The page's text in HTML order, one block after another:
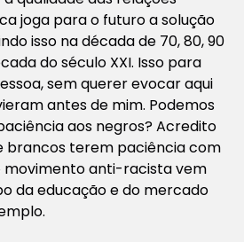
joga para o futuro a solução
isso na década de 70, 80, 90
do século XXI. Isso para
sem querer evocar aqui
antes de mim. Podemos
aos negros? Acredito
brancos terem paciência com
movimento anti-racista vem
da educação e do mercado